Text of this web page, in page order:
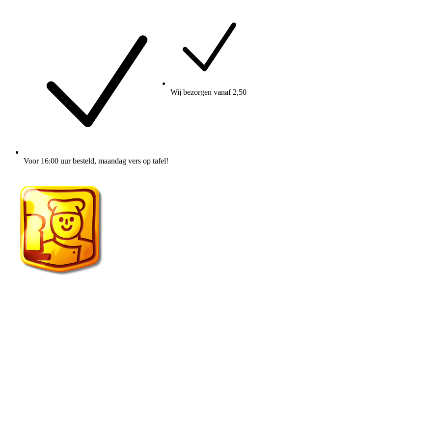
Voor 16:00 uur besteld, maandag vers op tafel!
Wij bezorgen vanaf 2,50